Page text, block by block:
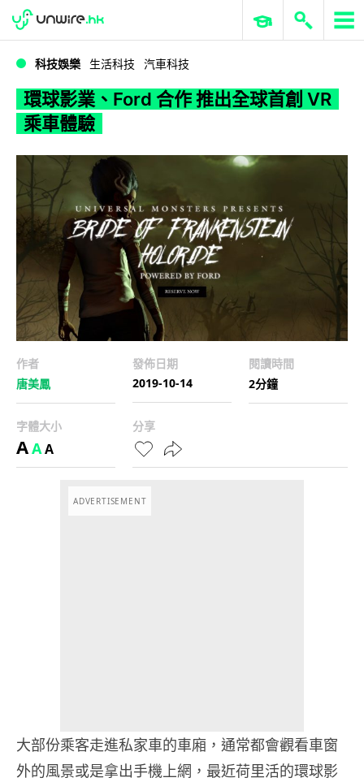
WWDC 2026 ERP 與商業 AI
科技娛樂 生活科技 汽車科技
環球影業、Ford 合作 推出全球首創 VR
乘車體驗
作者
唐美鳳
發佈日期
2019-10-14
閱讀時間
2分鐘
字體大小
AAA
分享
ADVERTISEMENT
大部份乘客走進私家車的車廂，通常都會觀看車窗
外的風景或是拿出手機上網，最近荷里活的環球影